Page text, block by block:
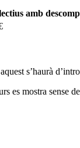
amb
s’haurà
es mostra sense